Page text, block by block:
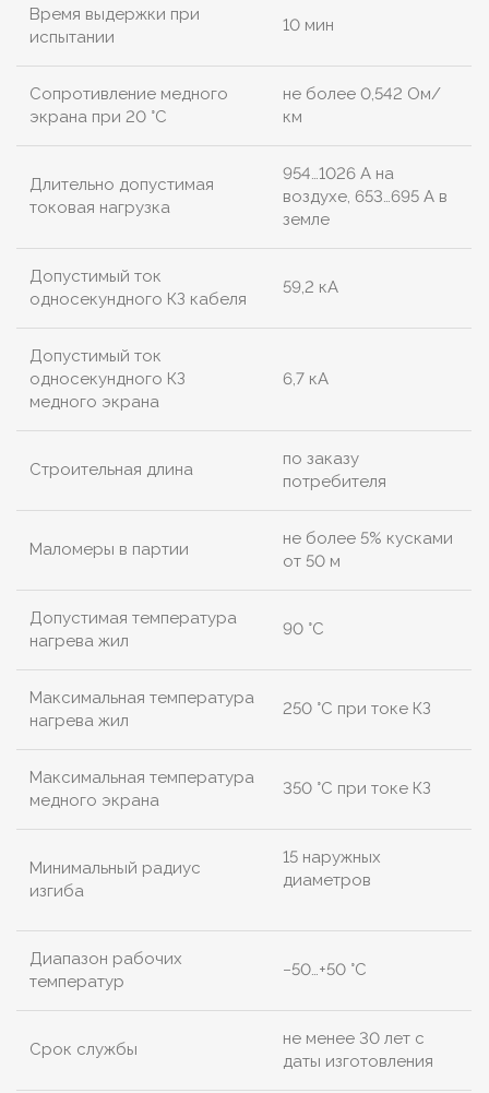
Время выдержки при
испытании
10 мин
Сопротивление медного
экрана при 20 °С
не более 0,542 Ом/
км
Длительно допустимая
токовая нагрузка
954…1026 А на
воздухе, 653…695 А в
земле
Допустимый ток
односекундного КЗ кабеля
59,2 кА
Допустимый ток
односекундного КЗ
медного экрана
6,7 кА
Строительная длина
по заказу
потребителя
Маломеры в партии
не более 5% кусками
от 50 м
Допустимая температура
нагрева жил
90 °C
Максимальная температура
нагрева жил
250 °C при токе КЗ
Максимальная температура
медного экрана
350 °C при токе КЗ
Минимальный радиус
изгиба
15 наружных
диаметров
Диапазон рабочих
температур
−50…+50 °C
Срок службы
не менее 30 лет с
даты изготовления